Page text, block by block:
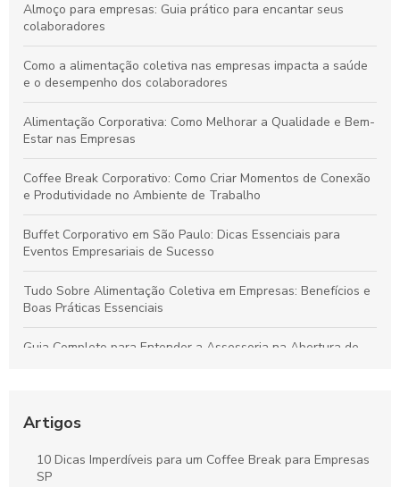
Almoço para empresas: Guia prático para encantar seus
colaboradores
Como a alimentação coletiva nas empresas impacta a saúde
e o desempenho dos colaboradores
Alimentação Corporativa: Como Melhorar a Qualidade e Bem-
Estar nas Empresas
Coffee Break Corporativo: Como Criar Momentos de Conexão
e Produtividade no Ambiente de Trabalho
Buffet Corporativo em São Paulo: Dicas Essenciais para
Eventos Empresariais de Sucesso
Tudo Sobre Alimentação Coletiva em Empresas: Benefícios e
Boas Práticas Essenciais
Guia Completo para Entender a Assessoria na Abertura de
Melhorar o Ambiente de Trabalho
Estratégias para um Coffee Break Corporativo que
Potencializa a Produtividade e o Bem-Estar da Equipe
Artigos
10 Dicas Imperdíveis para um Coffee Break para Empresas
SP